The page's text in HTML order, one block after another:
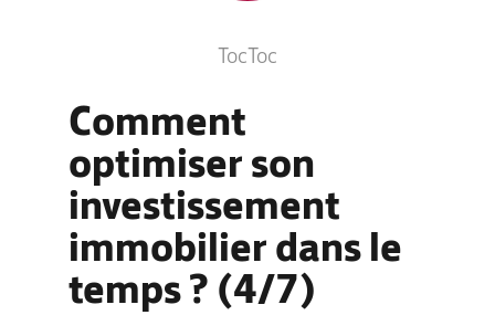
TocToc
Comment
optimiser son
investissement
immobilier dans le
temps ? (4/7)